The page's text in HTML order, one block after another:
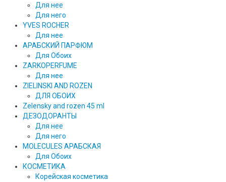
Для нее
Для него
YVES ROCHER
Для нее
АРАБСКИЙ ПАРФЮМ
Для Обоих
ZARKOPERFUME
Для нее
ZIELINSKI AND ROZEN
ДЛЯ ОБОИХ
Zelensky and rozen 45 ml
ДЕЗОДОРАНТЫ
Для нее
Для него
MOLECULES АРАБСКАЯ
Для Обоих
КОСМЕТИКА
Корейская косметика